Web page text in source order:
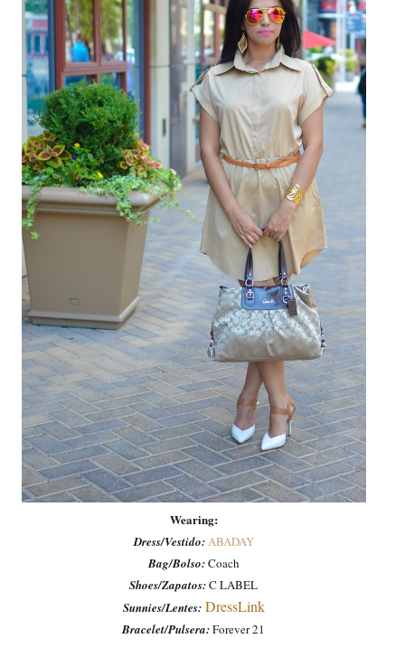
Wearing:
Dress/Vestido:ABADAY
Bag/Bolso:Coach
Shoes/Zapatos:C LABEL
Sunnies/Lentes: DressLink
Bracelet/Pulsera:Forever 21